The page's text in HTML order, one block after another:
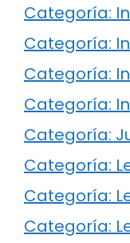
Categoría:
Categoría:
Categoría:
Categoría:
Categoría:
Categoría:
Categoría:
Categoría: